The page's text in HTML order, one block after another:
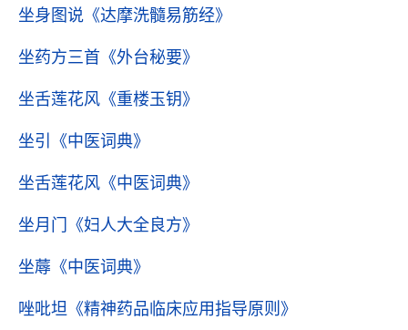
坐身图说 《达摩洗髓易筋经》
坐药方三首 《外台秘要》
坐舌莲花风 《重楼玉钥》
坐引 《中医词典》
坐舌莲花风 《中医词典》
坐月门 《妇人大全良方》
坐蓐 《中医词典》
唑吡坦 《精神药品临床应用指导原则》